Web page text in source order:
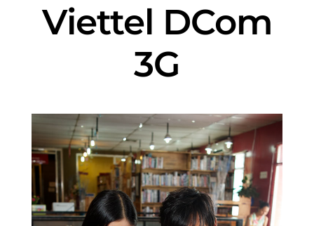
Viettel DCom
3G